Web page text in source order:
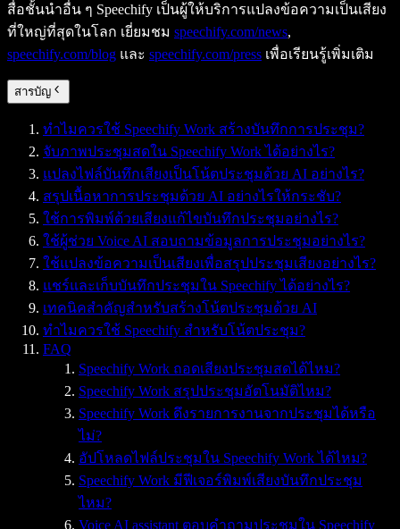
สื่อชั้นนำอื่น ๆ Speechify เป็นผู้ให้บริการแปลงข้อความเป็นเสียง
ที่ใหญ่ที่สุดในโลก เยี่ยมชม speechify.com/news,
speechify.com/blog และ speechify.com/press เพื่อเรียนรู้เพิ่มเติม
สารบัญ
ทำไมควรใช้ Speechify Work สร้างบันทึกการประชุม?
จับภาพประชุมสดใน Speechify Work ได้อย่างไร?
แปลงไฟล์บันทึกเสียงเป็นโน้ตประชุมด้วย AI อย่างไร?
สรุปเนื้อหาการประชุมด้วย AI อย่างไรให้กระชับ?
ใช้การพิมพ์ด้วยเสียงแก้ไขบันทึกประชุมอย่างไร?
ใช้ผู้ช่วย Voice AI สอบถามข้อมูลการประชุมอย่างไร?
ใช้แปลงข้อความเป็นเสียงเพื่อสรุปประชุมเสียงอย่างไร?
แชร์และเก็บบันทึกประชุมใน Speechify ได้อย่างไร?
เทคนิคสำคัญสำหรับสร้างโน้ตประชุมด้วย AI
ทำไมควรใช้ Speechify สำหรับโน้ตประชุม?
FAQ
Speechify Work ถอดเสียงประชุมสดได้ไหม?
Speechify Work สรุปประชุมอัตโนมัติไหม?
Speechify Work ดึงรายการงานจากประชุมได้หรือ
ไม่?
อัปโหลดไฟล์ประชุมใน Speechify Work ได้ไหม?
Speechify Work มีฟีเจอร์พิมพ์เสียงบันทึกประชุม
ไหม?
Voice AI assistant ตอบคำถามประชุมใน Speechify